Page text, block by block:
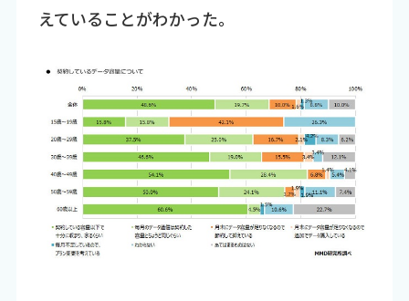
えていることがわかった。